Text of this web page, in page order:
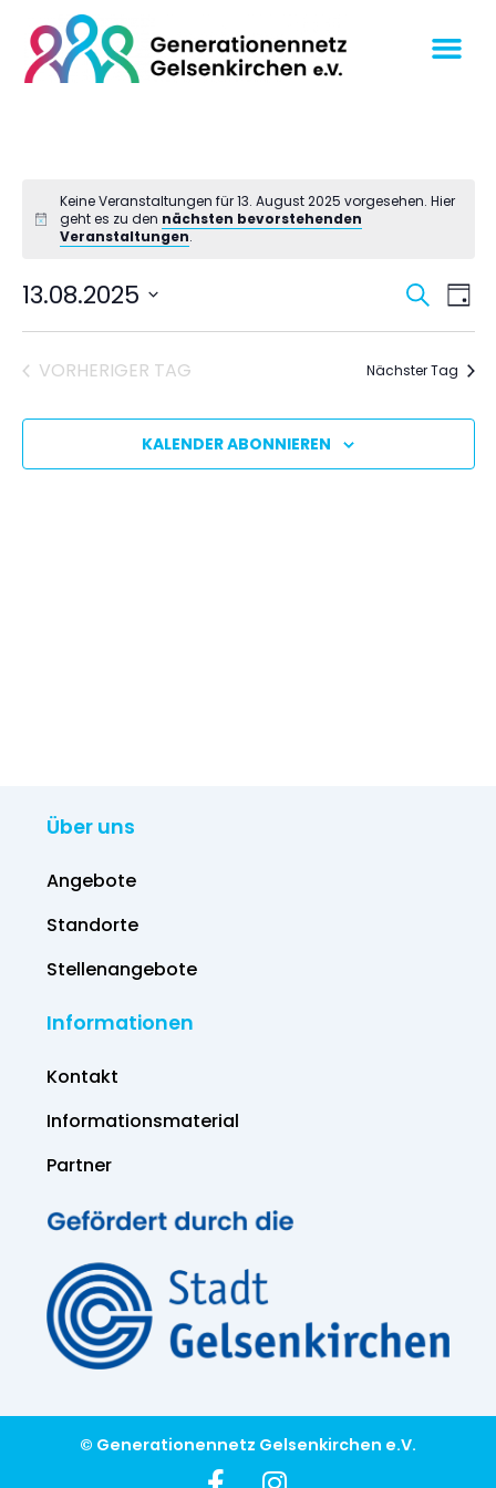
Keine Veranstaltungen für 13. August 2025 vorgesehen. Hier
geht es zu den nächsten bevorstehenden
Veranstaltungen.
Suche
und
SUCHE
TAG
13.08.2025
wählen.
VORHERIGER TAG
Nächster Tag
KALENDER ABONNIEREN
Über uns
Angebote
Standorte
Stellenangebote
Informationen
Kontakt
Informations­material
Partner
© Generationennetz Gelsenkirchen e.V.